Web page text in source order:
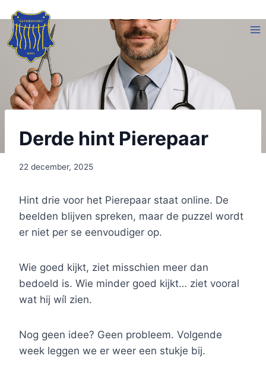
naar
inhoud
Derde hint Pierepaar
22 december, 2025
Hint drie voor het Pierepaar staat online. De
beelden blijven spreken, maar de puzzel wordt
er niet per se eenvoudiger op.
Wie goed kijkt, ziet misschien meer dan
bedoeld is. Wie minder goed kijkt… ziet vooral
wat hij wíl zien.
Nog geen idee? Geen probleem. Volgende
week leggen we er weer een stukje bij.